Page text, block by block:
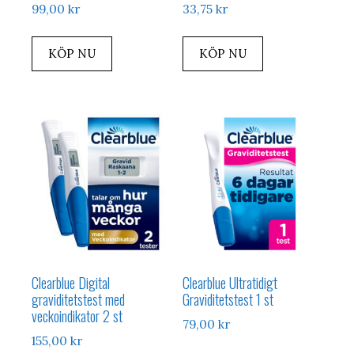
99,00 kr
KÖP NU
33,75kr
KÖP NU
Clearblue Digital
graviditetstest med
veckoindikator 2 st
155,00 kr
Clearblue Ultratidigt
Graviditetstest 1 st
79,00kr